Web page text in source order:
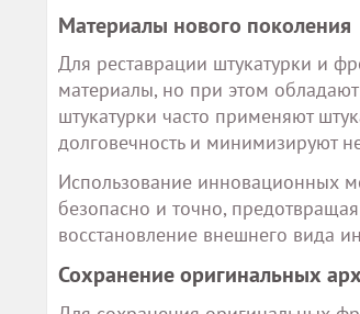
Материалы нового поколения
Для реставрации штукатурки и
материалы, но при этом
штукатурки часто применяют
долговечность и минимизируют
Использование инновационных
безопасно и точно,
восстановление внешнего вида
Сохранение оригинальных